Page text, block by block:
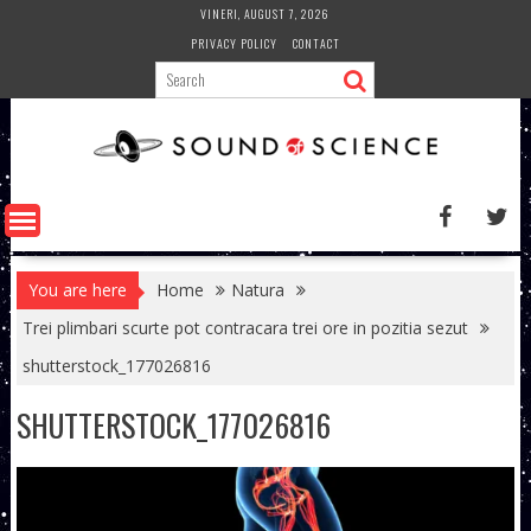
VINERI, AUGUST 7, 2026
PRIVACY POLICY
CONTACT
You are here Home
Natura
Trei plimbari scurte pot contracara trei ore in pozitia sezut
shutterstock_177026816
SHUTTERSTOCK_177026816